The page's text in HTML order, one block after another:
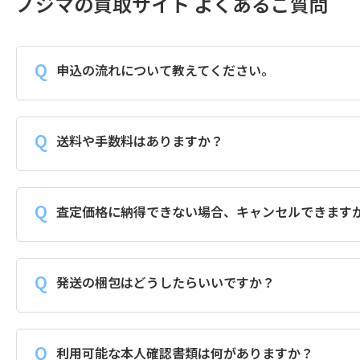
申込の流れについて教えてください。
送料や手数料はありますか？
査定価格に納得できない場合、キャンセルできます
発送の梱包はどうしたらいいですか？
利用可能な本人確認書類は何がありますか？